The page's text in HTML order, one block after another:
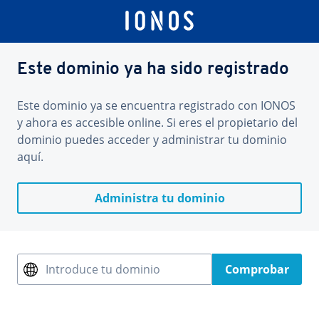
Este dominio ya ha sido registrado
Este dominio ya se encuentra registrado con IONOS
y ahora es accesible online. Si eres el propietario del
dominio puedes acceder y administrar tu dominio
aquí.
Administra tu dominio
Introduce tu dominio Comprobar